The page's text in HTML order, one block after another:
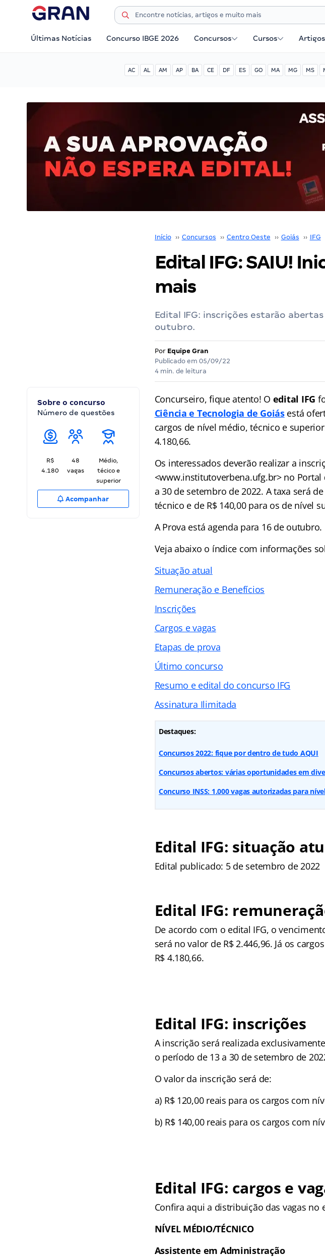
Últimas Notícias Concurso IBGE 2026 Concursos Cursos Artigos
AC AL AM AP BA CE DF ES GO MA MG MS
Início ›› Concursos ›› Centro Oeste ›› Goiás ›› IFG
Edital IFG: SAIU!
mais
Edital IFG: inscrições estarão
outubro.
Por Equipe Gran
Publicado em 05/09/22
4 min. de leitura
Sobre o concurso
Número de questões
R$
4.180
48
vagas
Médio,
técico e
superior
Acompanhar
Concurseiro, fique atento! O edital IFG
Ciência e Tecnologia de Goiásestá
cargos de nível médio, técnico e
4.180,66.
Os interessados deverão realizar a
<www.institutoverbena.ufg.br> no
a 30 de setembro de 2022. A taxa será
técnico e de R$ 140,00 para os de nível
A Prova está agenda para 16 de outubro.
Veja abaixo o índice com informações
Situação atual
Remuneração e Benefícios
Inscrições
Cargos e vagas
Etapas de prova
Último concurso
Resumo e edital do concurso IFG
Assinatura Ilimitada
Destaques:
Concursos 2022: fique por dentro de tudo AQUI
Concursos abertos: várias oportunidades em
Concurso INSS: 1.000 vagas autorizadas para
Edital IFG: situação
Edital publicado: 5 de setembro de 2022
Edital IFG:
De acordo com o edital IFG, o
será no valor de R$ 2.446,96. Já os
R$ 4.180,66.
Edital IFG: inscrições
A inscrição será realizada
o período de 13 a 30 de setembro de
O valor da inscrição será de:
a) R$ 120,00 reais para os cargos com
b) R$ 140,00 reais para os cargos com
Edital IFG: cargos e
Confira aqui a distribuição das vagas no
NÍVEL MÉDIO/TÉCNICO
Assistente em Administração